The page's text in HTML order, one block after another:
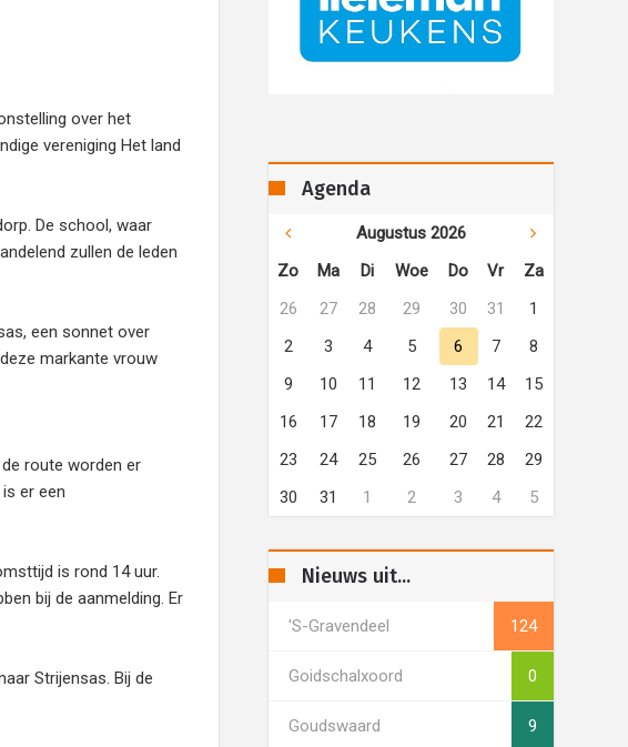
over het
vereniging Het land
De school, waar
zullen de leden
een sonnet over
markante vrouw
route worden er
er een
is rond 14 uur.
bij de aanmelding. Er
Strijensas. Bij de
Agenda
Augustus 2026
Zo
Ma Di Woe Do Vr
Za
26
27 28 29 30 31
1
2
3 4 5 6 7
8
9
10 11 12 13 14
15
16
17 18 19 20 21
22
23
24 25 26 27 28
29
30
31 1 2 3 4 5
Nieuws uit...
's-Gravendeel 124
Goidschalxoord 0
Goudswaard 9